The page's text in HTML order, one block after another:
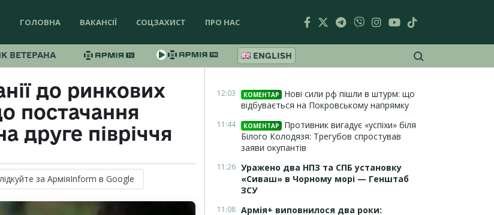
ГОЛОВНА ВАКАНСІЇ СОЦЗАХИСТ ПРО НАС
ВЕТЕРАНА ENGLISH
до ринкових
постачання
друге півріччя
за АрміяInform в Google
12:03 КОМЕНТАР
Нові сили рф пішли в штурм: що
відбувається на Покровському напрямку
11:44 КОМЕНТАР
Противник вигадує «успіхи» біля
Білого Колодязя: Трегубов спростував
заяви окупантів
11:26 Уражено два НПЗ та СПБ установку
«Сиваш» в Чорному морі — Генштаб
ЗСУ
11:08 Армія+ виповнилося два роки: